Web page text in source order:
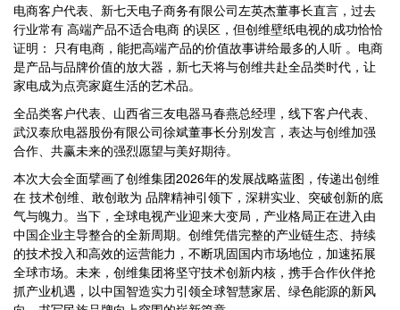
电商客户代表、新七天电子商务有限公司左英杰董事长直言，过去
行业常有 高端产品不适合电商 的误区，但创维壁纸电视的成功恰恰
证明： 只有电商，能把高端产品的价值故事讲给最多的人听 。电商
是产品与品牌价值的放大器，新七天将与创维共赴全品类时代，让
家电成为点亮家庭生活的艺术品。
全品类客户代表、山西省三友电器马春燕总经理，线下客户代表、
武汉泰欣电器股份有限公司徐斌董事长分别发言，表达与创维加强
合作、共赢未来的强烈愿望与美好期待。
本次大会全面擘画了创维集团2026年的发展战略蓝图，传递出创维
在 技术创维、敢创敢为 品牌精神引领下，深耕实业、突破创新的底
气与魄力。当下，全球电视产业迎来大变局，产业格局正在进入由
中国企业主导整合的全新周期。创维凭借完整的产业链生态、持续
的技术投入和高效的运营能力，不断巩固国内市场地位，加速拓展
全球市场。未来，创维集团将坚守技术创新内核，携手合作伙伴抢
抓产业机遇，以中国智造实力引领全球智慧家居、绿色能源的新风